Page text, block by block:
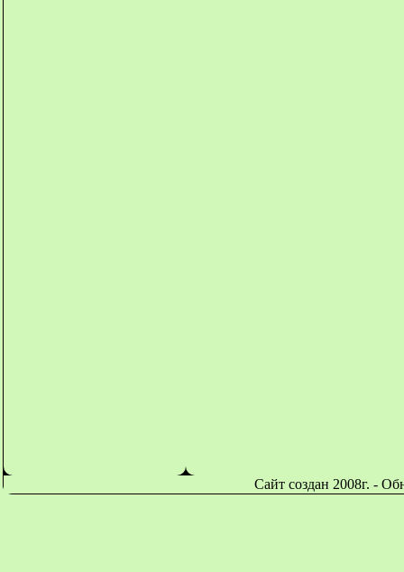
Сайт создан 2008г. -